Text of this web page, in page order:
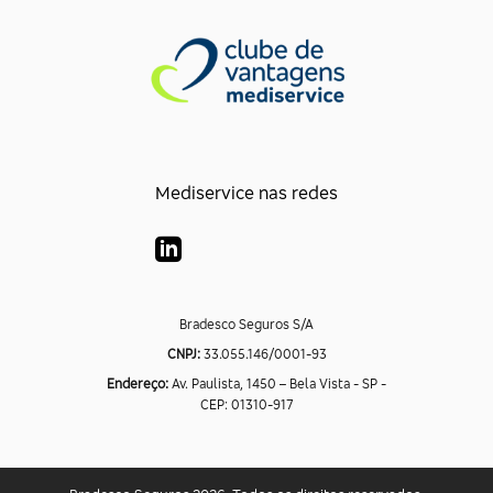
Mediservice nas redes
Bradesco Seguros S/A
CNPJ:33.055.146/0001-93
Endereço: Av. Paulista, 1450 – Bela Vista - SP -
CEP: 01310-917